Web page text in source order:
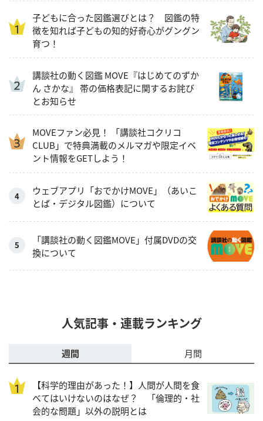
子どもに合った図鑑選びとは？ 図鑑の特
徴を知れば子どもの知的好奇心がグングン
育つ！
講談社の動く図鑑 MOVE『はじめてのずか
ん さかな』 帯の価格表記に関するお詫び
とお知らせ
MOVEファン必見！ 「講談社コクリコ
CLUB」で特典満載のメルマガや限定イベ
ント情報をGETしよう！
ウェブアプリ「おでかけMOVE」（あいこ
とば・デジタル図鑑）について
「講談社の動く図鑑MOVE」付属DVDの交
換について
人気記事・連載ランキング
週間 月間
【科学的理由があった！】人間が人間を食
べてはいけないのはなぜ？ 「倫理的・社
会的な問題」以外の説明とは